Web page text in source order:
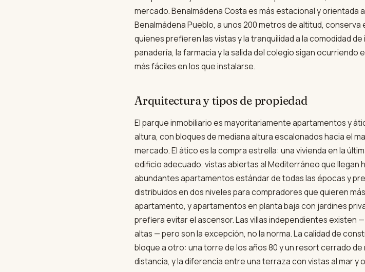
mercado. Benalmádena Costa es más estacional y orientada
Benalmádena Pueblo, a unos 200 metros de altitud,
quienes prefieren las vistas y la tranquilidad a la comodidad de
panadería, la farmacia y la salida del colegio sigan
más fáciles en los que instalarse.
Arquitectura y tipos de propiedad
El parque inmobiliario es mayoritariamente apartamentos y
altura, con bloques de mediana altura escalonados hacia el
mercado. El ático es la compra estrella: una vivienda en la
edificio adecuado, vistas abiertas al Mediterráneo que llegan
abundantes apartamentos estándar de todas las épocas y
distribuidos en dos niveles para compradores que quieren
apartamento, y apartamentos en planta baja con jardines
prefiera evitar el ascensor. Las villas independientes existen
altas — pero son la excepción, no la norma. La calidad de
bloque a otro: una torre de los años 80 y un resort cerrado
distancia, y la diferencia entre una terraza con vistas al mar